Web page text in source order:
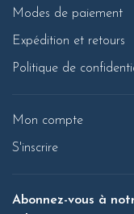
Modes de paiement
Expédition et retours
Politique de
Mon compte
S'inscrire
Abonnez-vous à